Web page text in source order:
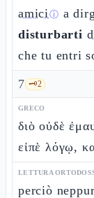
amiciⓘ a
disturbarti
che tu entri
7 🗝️2
GRECO
διὸ οὐδὲ
εἰπὲ λόγῳ,
LETTURA
perciò